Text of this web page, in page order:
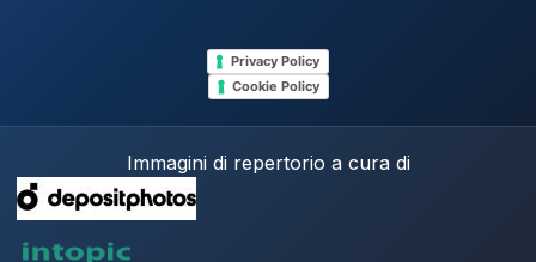
Privacy Policy
Cookie Policy
Immagini di repertorio a cura di